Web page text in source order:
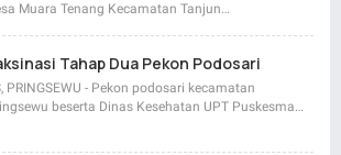
Muara Tenang Kecamatan Tanjun…
Tahap Dua Pekon Podosari
PRINGSEWU - Pekon podosari kecamatan
beserta Dinas Kesehatan UPT Puskesma…